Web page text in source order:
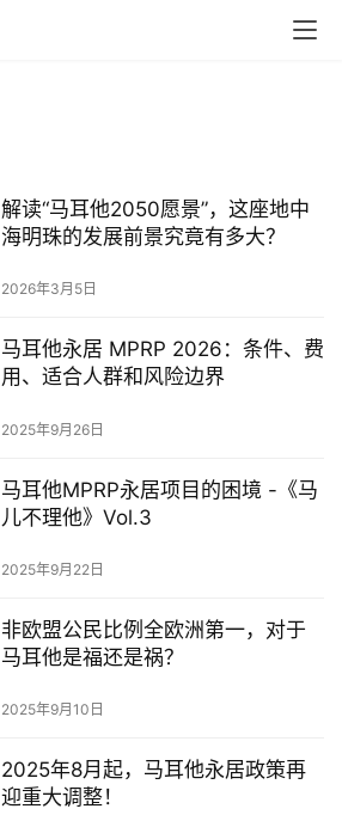
解读“马耳他2050愿景”，这座地中
海明珠的发展前景究竟有多大？
2026年3月5日
马耳他永居 MPRP 2026：条件、费
用、适合人群和风险边界
2025年9月26日
马耳他MPRP永居项目的困境 -《马
儿不理他》Vol.3
2025年9月22日
非欧盟公民比例全欧洲第一，对于
马耳他是福还是祸？
2025年9月10日
2025年8月起，马耳他永居政策再
迎重大调整！